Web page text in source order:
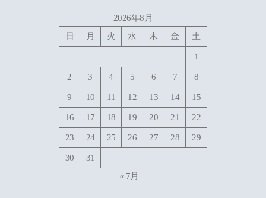
2026年8月
日
月 火 水 木 金 土
1
2 3 4 5 6 7 8
9 10 11 12 13 14 15
16 17 18 19 20 21 22
23 24 25 26 27 28 29
30
31
« 7月